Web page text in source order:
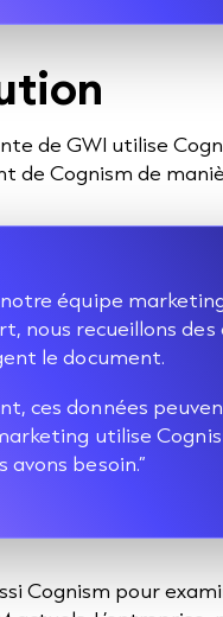
de GWI utilise
de Cognism de
notre équipe
nous recueillons
le document.
ces données
utilise
avons besoin.”
Cognism pour